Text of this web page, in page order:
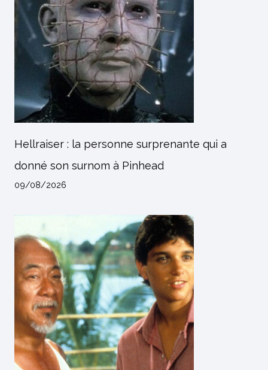
Hellraiser : la personne surprenante qui a
donné son surnom à Pinhead
09/08/2026